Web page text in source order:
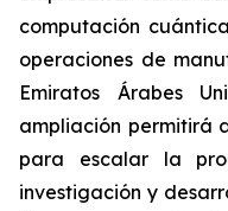
computación
operaciones de
Emiratos Árabes
ampliación permitirá
para escalar la
investigación y